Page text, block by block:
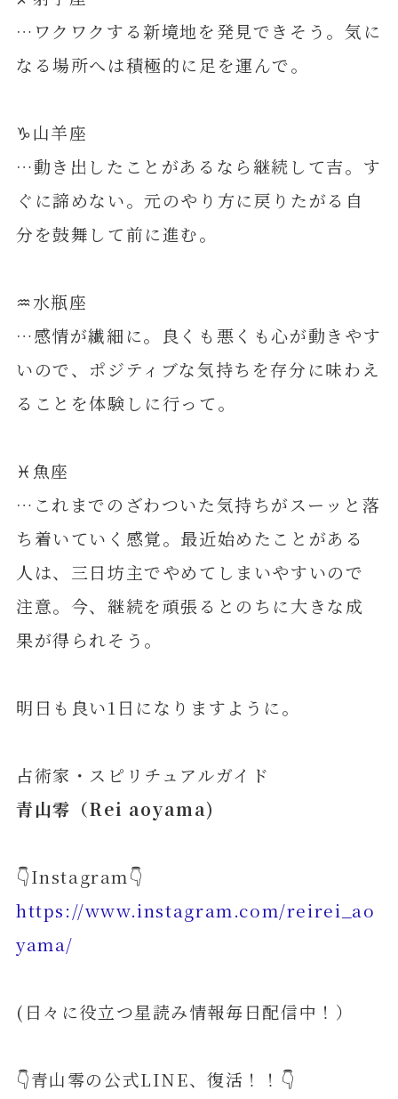
…ワクワクする新境地を発見できそう。気に
なる場所へは積極的に足を運んで。
♑️山羊座
…動き出したことがあるなら継続して吉。す
ぐに諦めない。元のやり方に戻りたがる自
分を鼓舞して前に進む。
♒️水瓶座
…感情が繊細に。良くも悪くも心が動きやす
いので、ポジティブな気持ちを存分に味わえ
ることを体験しに行って。
♓️魚座
…これまでのざわついた気持ちがスーッと落
ち着いていく感覚。最近始めたことがある
人は、三日坊主でやめてしまいやすいので
注意。今、継続を頑張るとのちに大きな成
果が得られそう。
明日も良い1日になりますように。
占術家・スピリチュアルガイド
青山零（Rei aoyama)
👇Instagram👇
https://www.instagram.com/reirei_ao
yama/
(日々に役立つ星読み情報毎日配信中！）
👇青山零の公式LINE、復活！！👇